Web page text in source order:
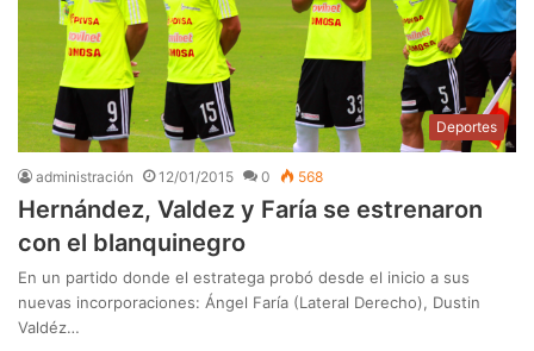
Deportes
administración 12/01/2015 0 568
Hernández, Valdez y Faría se estrenaron
con el blanquinegro
En un partido donde el estratega probó desde el inicio a sus
nuevas incorporaciones: Ángel Faría (Lateral Derecho), Dustin
Valdéz…